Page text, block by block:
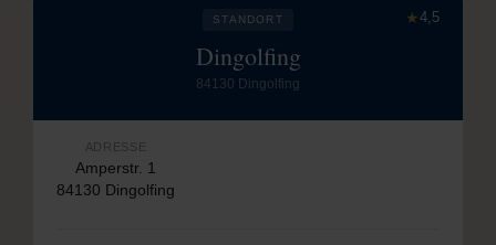
★4,5
STANDORT
Dingolfing
84130 Dingolfing
ADRESSE
Amperstr. 1
84130 Dingolfing